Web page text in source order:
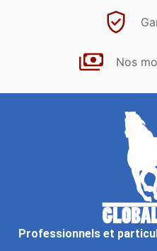
Nos
Professionnels et